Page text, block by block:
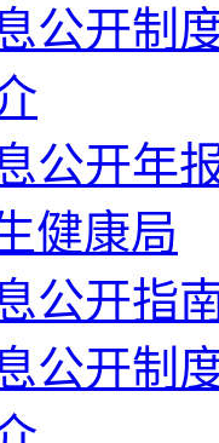
公开制
公开年
健康局
公开指
公开制